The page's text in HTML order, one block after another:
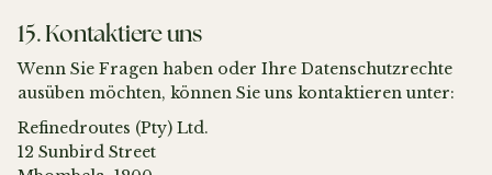
15. Kontaktiere uns
Wenn Sie Fragen haben oder Ihre Datenschutzrechte
ausüben möchten, können Sie uns kontaktieren unter:
Refinedroutes (Pty) Ltd.
12 Sunbird Street